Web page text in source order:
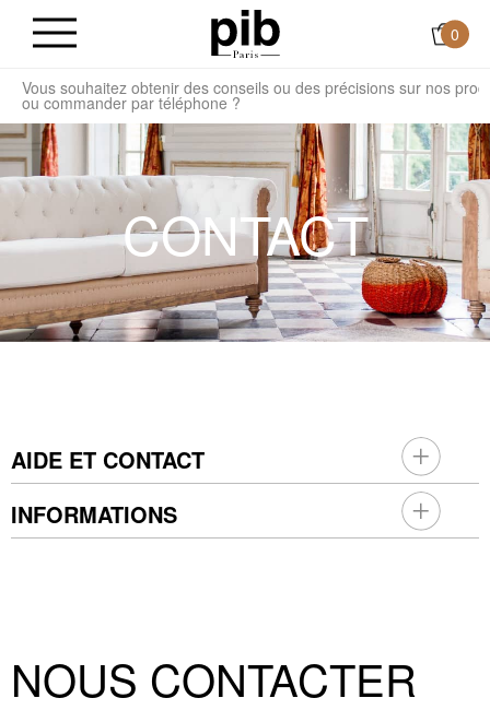
0
Vous souhaitez obtenir des conseils ou des précisions sur nos
ou commander par téléphone ?
CONTACT
AIDE ET CONTACT
INFORMATIONS
NOUS CONTACTER